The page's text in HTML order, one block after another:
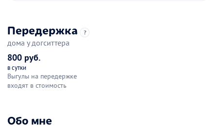
Передержка ?
дома у догситтера
800 руб.
в сутки
Выгулы на передержке
входят в стоимость
Обо мне